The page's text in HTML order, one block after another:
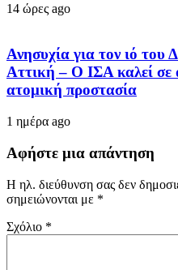
14 ώρες ago
Ανησυχία για τον ιό του
Αττική – Ο ΙΣΑ καλεί σε
ατομική προστασία
1 ημέρα ago
Αφήστε μια απάντηση
Η ηλ. διεύθυνση σας δεν
σημειώνονται με *
Σχόλιο *